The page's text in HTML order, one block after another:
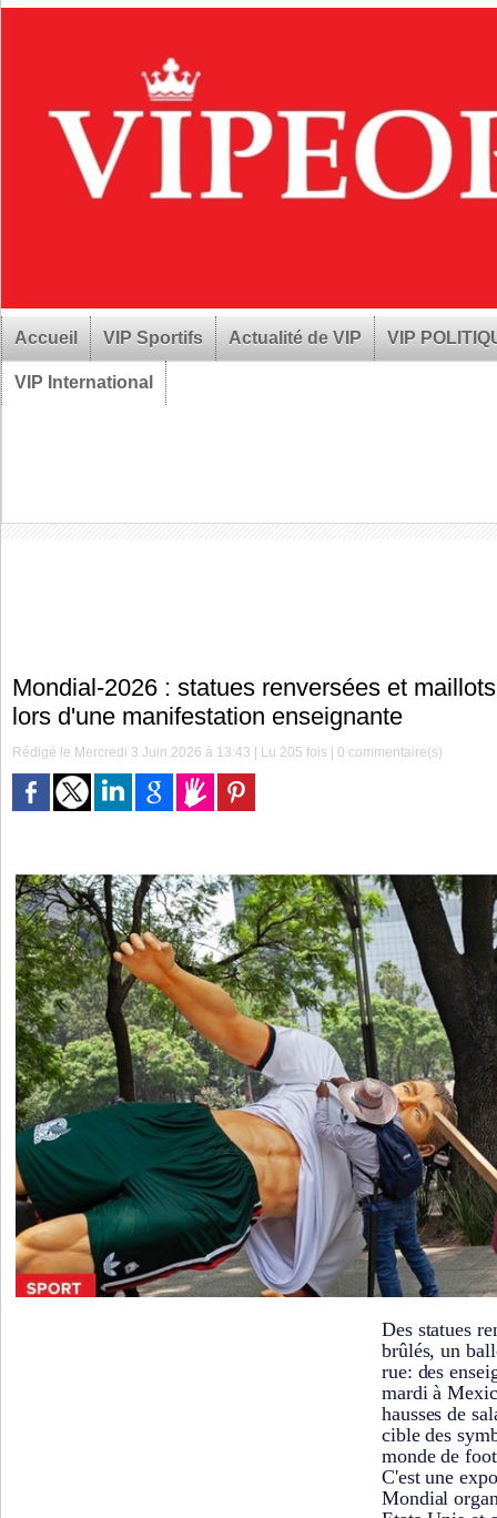
Accueil VIP Sportifs Actualité de VIP VIP
VIP International
Mondial-2026 : statues renversées et
lors d'une manifestation enseignante
Rédigé le Mercredi 3 Juin 2026 à 13:43 | Lu 205 fois |0 commentaire(s)
Des statues
brûlés, un
rue: des
mardi à
hausses de
cible des
monde de
C'est une
Mondial